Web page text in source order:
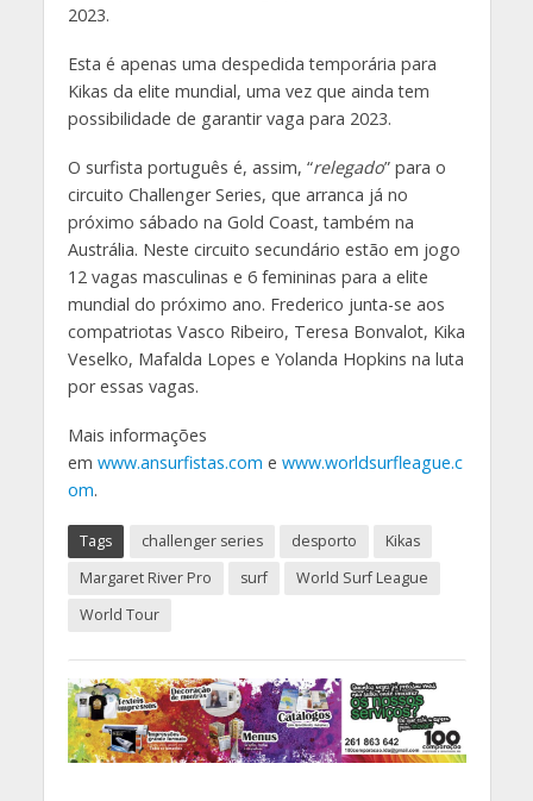
2023.
Esta é apenas uma despedida temporária para
Kikas da elite mundial, uma vez que ainda tem
possibilidade de garantir vaga para 2023.
O surfista português é, assim, “relegado” para o
circuito Challenger Series, que arranca já no
próximo sábado na Gold Coast, também na
Austrália. Neste circuito secundário estão em jogo
12 vagas masculinas e 6 femininas para a elite
mundial do próximo ano. Frederico junta-se aos
compatriotas Vasco Ribeiro, Teresa Bonvalot, Kika
Veselko, Mafalda Lopes e Yolanda Hopkins na luta
por essas vagas.
Mais informações
em www.ansurfistas.com e www.worldsurfleague.c
om.
Tags challenger series desporto
Kikas
Margaret River Pro
surf
World Surf League
World Tour